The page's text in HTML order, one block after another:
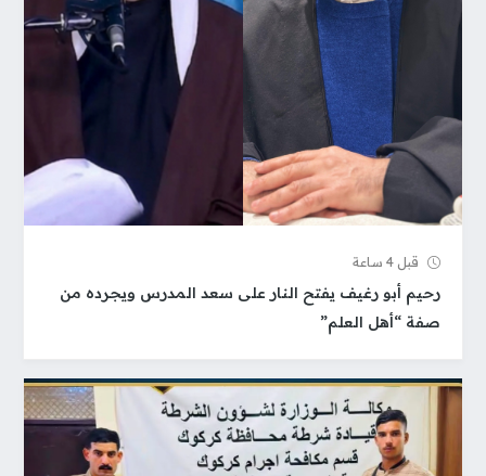
قبل 4 ساعة
رحيم أبو رغيف يفتح النار على سعد المدرس ويجرده من
صفة “أهل العلم”